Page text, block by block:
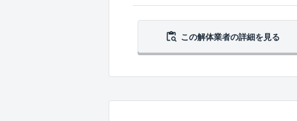
この解体業者の詳細を見る